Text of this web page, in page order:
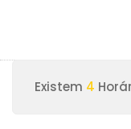
Existem 4